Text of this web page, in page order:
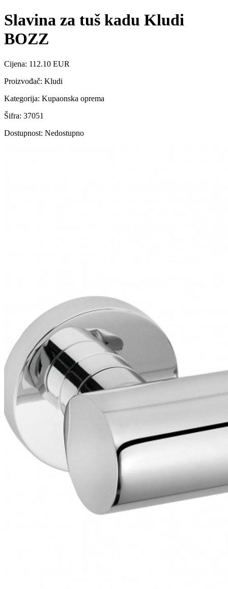
Slavina za tuš kadu Kludi
BOZZ
Cijena: 112.10 EUR
Proizvođač: Kludi
Kategorija: Kupaonska oprema
Šifra: 37051
Dostupnost: Nedostupno